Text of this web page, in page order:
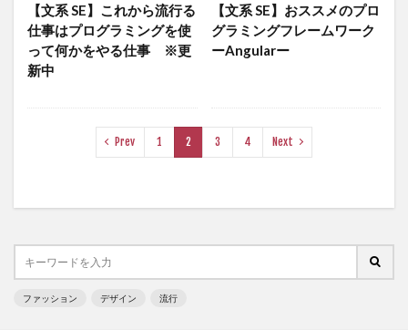
【文系 SE】これから流行る
仕事はプログラミングを使
って何かをやる仕事 ※更
新中
【文系 SE】おススメのプロ
グラミングフレームワーク
ーAngularー
Prev 1 2 3 4 Next
ファッション デザイン 流行